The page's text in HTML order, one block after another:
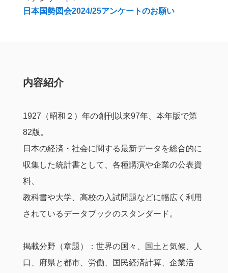
日本国勢図会2024/25アンケートのお願い
内容紹介
1927（昭和２）年の創刊以来97年、本年版で第
82版。
日本の経済・社会に関する最新データを総合的に
収集した統計書として、各種講演や企業の公表資
料、
教科書や大学、高校の入試問題などに幅広く利用
されているデータブックのスタンダード。
掲載分野（章題）：世界の国々、国土と気候、人
口、府県と都市、労働、国民経済計算、企業活